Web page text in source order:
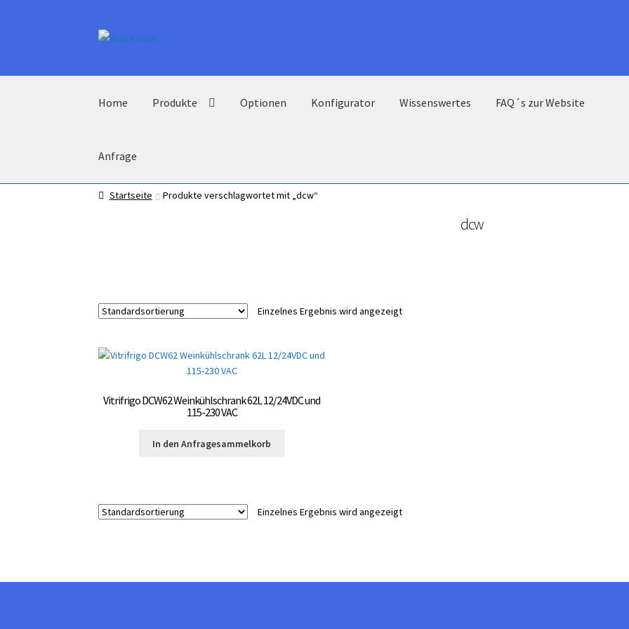
Zur
Zum
Home Produkte Optionen Konfigurator Wissenswertes FAQ´s zur Website
Anfrage
Startseite Produkte verschlagwortet mit „dcw“
dcw
Einzelnes Ergebnis wird angezeigt
Vitrifrigo DCW62 Weinkühlschrank 62L 12/24VDC und
115-230 VAC
In den Anfragesammelkorb
Einzelnes Ergebnis wird angezeigt